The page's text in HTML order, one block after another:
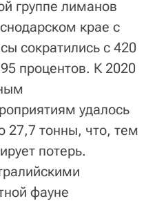
группе лиманов
крае с
сократились с 420
процентов. К 2020
удалось
27,7 тонны, что, тем
потерь.
фауне